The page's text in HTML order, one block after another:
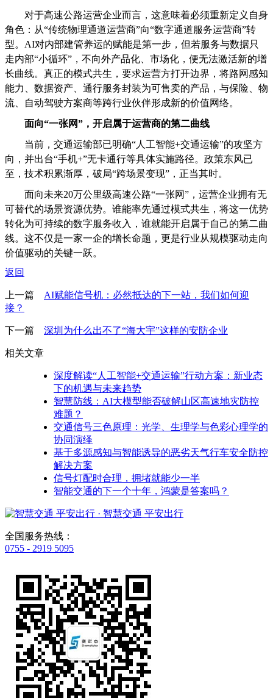
对于高速公路运营企业而言，这意味着必须重新定义自身
角色：从“传统物理通道运营商”向“数字通道服务运营商”转
型。AI对内部建管养运的赋能是第一步，但若服务与数据只
走内部“小循环”，不向外产品化、市场化，便无法激活新的增
长曲线。真正的模式共生，要求运营方打开边界，将路网感知
能力、数据资产、通行服务封装为可售卖的产品，与保险、物
流、自动驾驶方案商等跨行业伙伴形成新的价值网络。
面向“一张网”，开启属于运营商的第二曲线
当前，交通运输部已明确“人工智能+交通运输”的攻坚方
向，并出台“手机+”无卡通行等具体实施路径。政策东风已
至，技术积累渐厚，破局“跨场景变现”，正当其时。
面向未来20万公里级高速公路“一张网”，运营企业拥有无
可替代的场景资源优势。谁能率先通过模式共生，将这一优势
转化为可持续的数字服务收入，谁就能开启属于自己的第二曲
线。这不仅是一家一企的增长命题，更是行业从规模驱动走向
价值驱动的关键一跃。
返回
上一篇 AI赋能信号机：必然抵达的下一站，我们如何迎
接？
下一篇 深圳为什么出不了“海大宇”这样的安防企业
相关文章
深度解读“人工智能+交通运输”行动方案：新业态
下的机遇与未来趋势
智慧防线：AI大模型能否破解山区高速地灾防控
难题？
交通信号三色原理：光学、生理学与色彩心理学的
协同演绎
基于多源感知与智能诱导的恶劣天气行车安全防控
解决方案
信号灯配时合理，拥堵就能少一半
智能交通的下一个十年，鸿蒙是答案吗？
· 智慧交通 平安出行
全国服务热线：
0755 - 2919 5095